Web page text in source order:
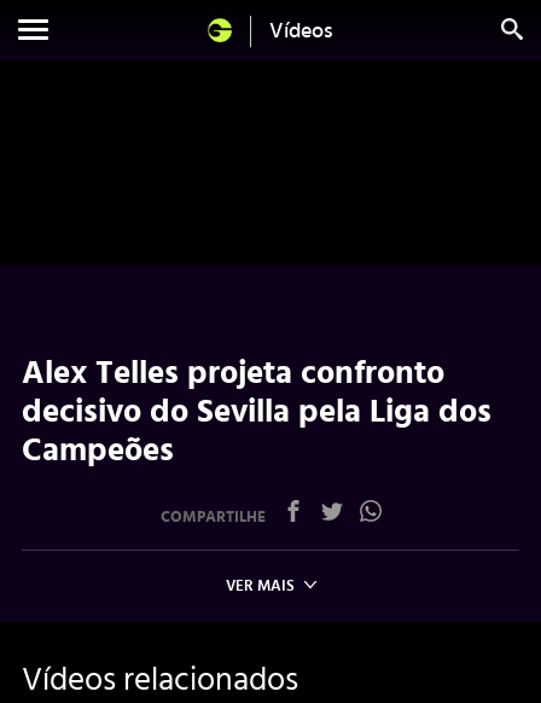
Vídeos
Alex Telles projeta confronto
decisivo do Sevilla pela Liga dos
Campeões
COMPARTILHE
VER MAIS
Vídeos relacionados